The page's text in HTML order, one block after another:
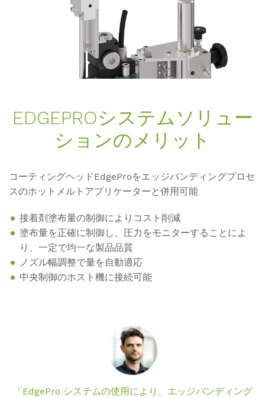
ED­GE­PROシステムソリュー
ションのメリット
コーティングヘッドEdgeProをエッジバンディングプロセ
スのホットメルトアプリケーターと併用可能
接着剤塗布量の制御によりコスト削減
塗布量を正確に制御し、圧力をモニターすることによ
り、一定で均一な製品品質
ノズル幅調整で量を自動適応
中央制御のホスト機に接続可能
「EdgePro システムの使用により、エッジバンディング